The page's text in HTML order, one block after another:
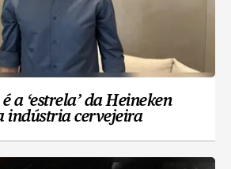
a ‘estrela’ da Heineken
indústria cervejeira